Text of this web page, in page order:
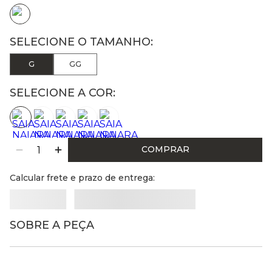
G GG
SELECIONE A COR:
COMPRAR
Calcular frete e prazo de entrega:
SOBRE A PEÇA